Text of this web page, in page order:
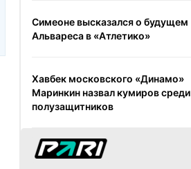
Симеоне высказался о будущем
Альвареса в «Атлетико»
Хавбек московского «Динамо»
Маринкин назвал кумиров среди
полузащитников